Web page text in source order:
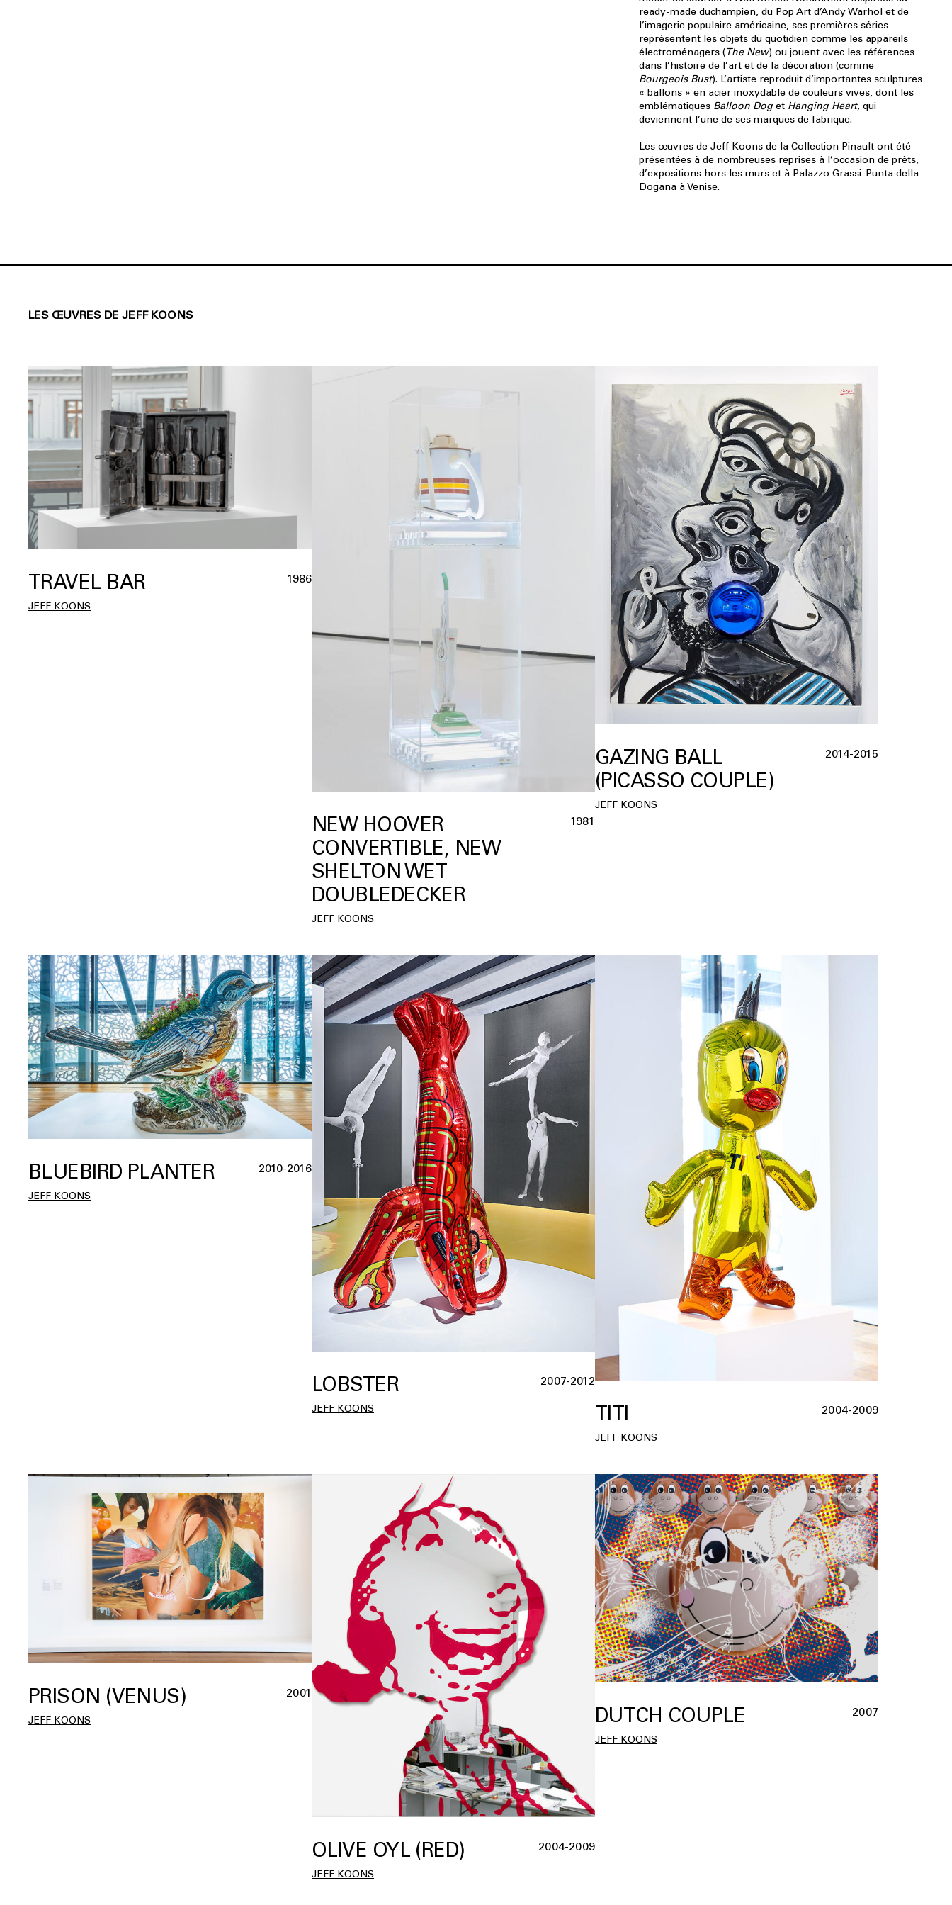
ready-made duchampien, du Pop Art d’Andy Warhol et de
l’imagerie populaire américaine, ses premières séries
représentent les objets du quotidien comme les appareils
électroménagers (The New) ou jouent avec les références
dans l’histoire de l’art et de la décoration (comme
Bourgeois Bust). L’artiste reproduit d’importantes sculptures
« ballons » en acier inoxydable de couleurs vives, dont les
emblématiques Balloon Dog et Hanging Heart, qui
deviennent l’une de ses marques de fabrique.
Les œuvres de Jeff Koons de la Collection Pinault ont été
présentées à de nombreuses reprises à l’occasion de prêts,
d’expositions hors les murs et à Palazzo Grassi-Punta della
Dogana à Venise.
LES ŒUVRES DE JEFF KOONS
TRAVEL BAR 1986
JEFF KOONS
NEW HOOVER
CONVERTIBLE, NEW
SHELTON WET
DOUBLEDECKER
1981
JEFF KOONS
GAZING BALL
(PICASSO COUPLE)
2014-2015
JEFF KOONS
BLUEBIRD PLANTER 2010-2016
JEFF KOONS
LOBSTER 2007-2012
JEFF KOONS TITI 2004-2009
JEFF KOONS
PRISON (VENUS) 2001
JEFF KOONS
OLIVE OYL (RED) 2004-2009
JEFF KOONS
DUTCH COUPLE 2007
JEFF KOONS